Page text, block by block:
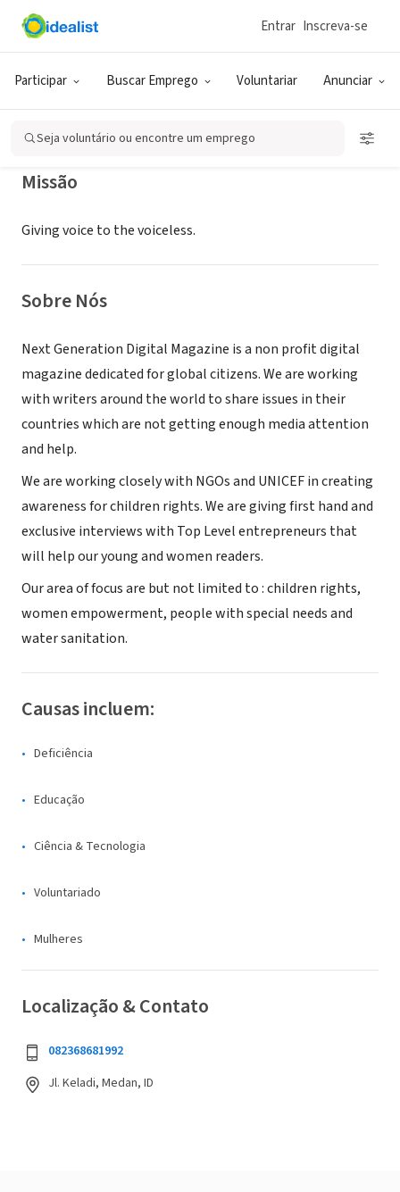
Participar Buscar Emprego Voluntariar Anunciar
Entrar Inscreva-se
Seja voluntário ou encontre um emprego
ONG (SETOR SOCIAL)
Next Generation Digital Magazine
Missão
Giving voice to the voiceless.
Sobre Nós
Next Generation Digital Magazine is a non profit digital
magazine dedicated for global citizens. We are working
with writers around the world to share issues in their
countries which are not getting enough media attention
and help.
We are working closely with NGOs and UNICEF in creating
awareness for children rights. We are giving first hand and
exclusive interviews with Top Level entrepreneurs that
will help our young and women readers.
Our area of focus are but not limited to : children rights,
women empowerment, people with special needs and
water sanitation.
Causas incluem:
Deficiência
Educação
Ciência & Tecnologia
Voluntariado
Mulheres
Localização & Contato
082368681992
Jl. Keladi, Medan, ID